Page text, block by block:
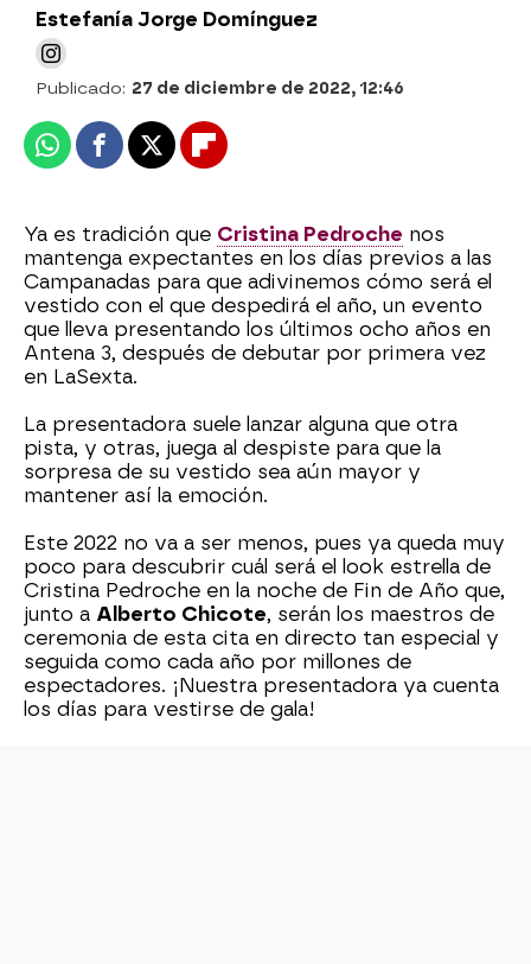
Estefanía Jorge Domínguez
Publicado: 27 de diciembre de 2022, 12:46
WhatsappFacebook
X Flipboard
Ya es tradición que Cristina Pedroche nos
mantenga expectantes en los días previos a las
Campanadas para que adivinemos cómo será el
vestido con el que despedirá el año, un evento
que lleva presentando los últimos ocho años en
Antena 3, después de debutar por primera vez
en LaSexta.
La presentadora suele lanzar alguna que otra
pista, y otras, juega al despiste para que la
sorpresa de su vestido sea aún mayor y
mantener así la emoción.
Este 2022 no va a ser menos, pues ya queda muy
poco para descubrir cuál será el look estrella de
Cristina Pedroche en la noche de Fin de Año que,
junto a Alberto Chicote, serán los maestros de
ceremonia de esta cita en directo tan especial y
seguida como cada año por millones de
espectadores. ¡Nuestra presentadora ya cuenta
los días para vestirse de gala!